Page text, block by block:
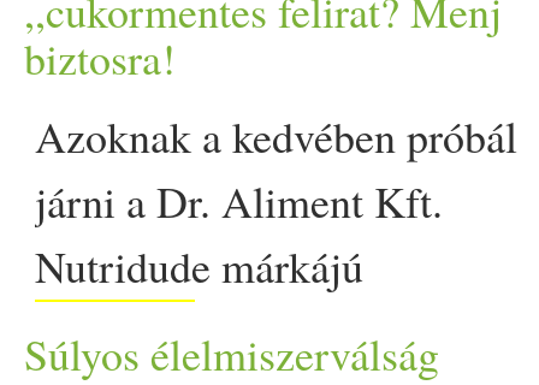
ki a kukába vagy a
The post Ennél istenibb
megmentésének appeared
biztosra!
Azoknak a kedvében próbál
járni a Dr. Aliment Kft.
Nutridude márkájú
mogyoró vajaival, akik a
Súlyos élelmiszerválság